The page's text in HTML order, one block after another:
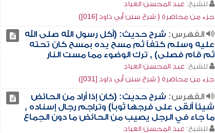
للشيخ: عبد المحسن العباد
جزء من محاضرة ( شرح سنن أبي داود [016])
الفهرس: شرح حديث: (أكل رسول الله صلى الله
عليه وسلم كتفاً ثم مسح يده بمسح كان تحته
ثم قام فصلى) , ترك الوضوء مما مست النار
للشيخ: عبد المحسن العباد
جزء من محاضرة ( شرح سنن أبي داود [031])
الفهرس: شرح حديث: (كان إذا أراد من الحائض
شيئاً ألقى على فرجها ثوباً) وتراجم رجال إسناده ,
ما جاء في الرجل يصيب من الحائض ما دون الجماع
للشيخ: عبد المحسن العباد